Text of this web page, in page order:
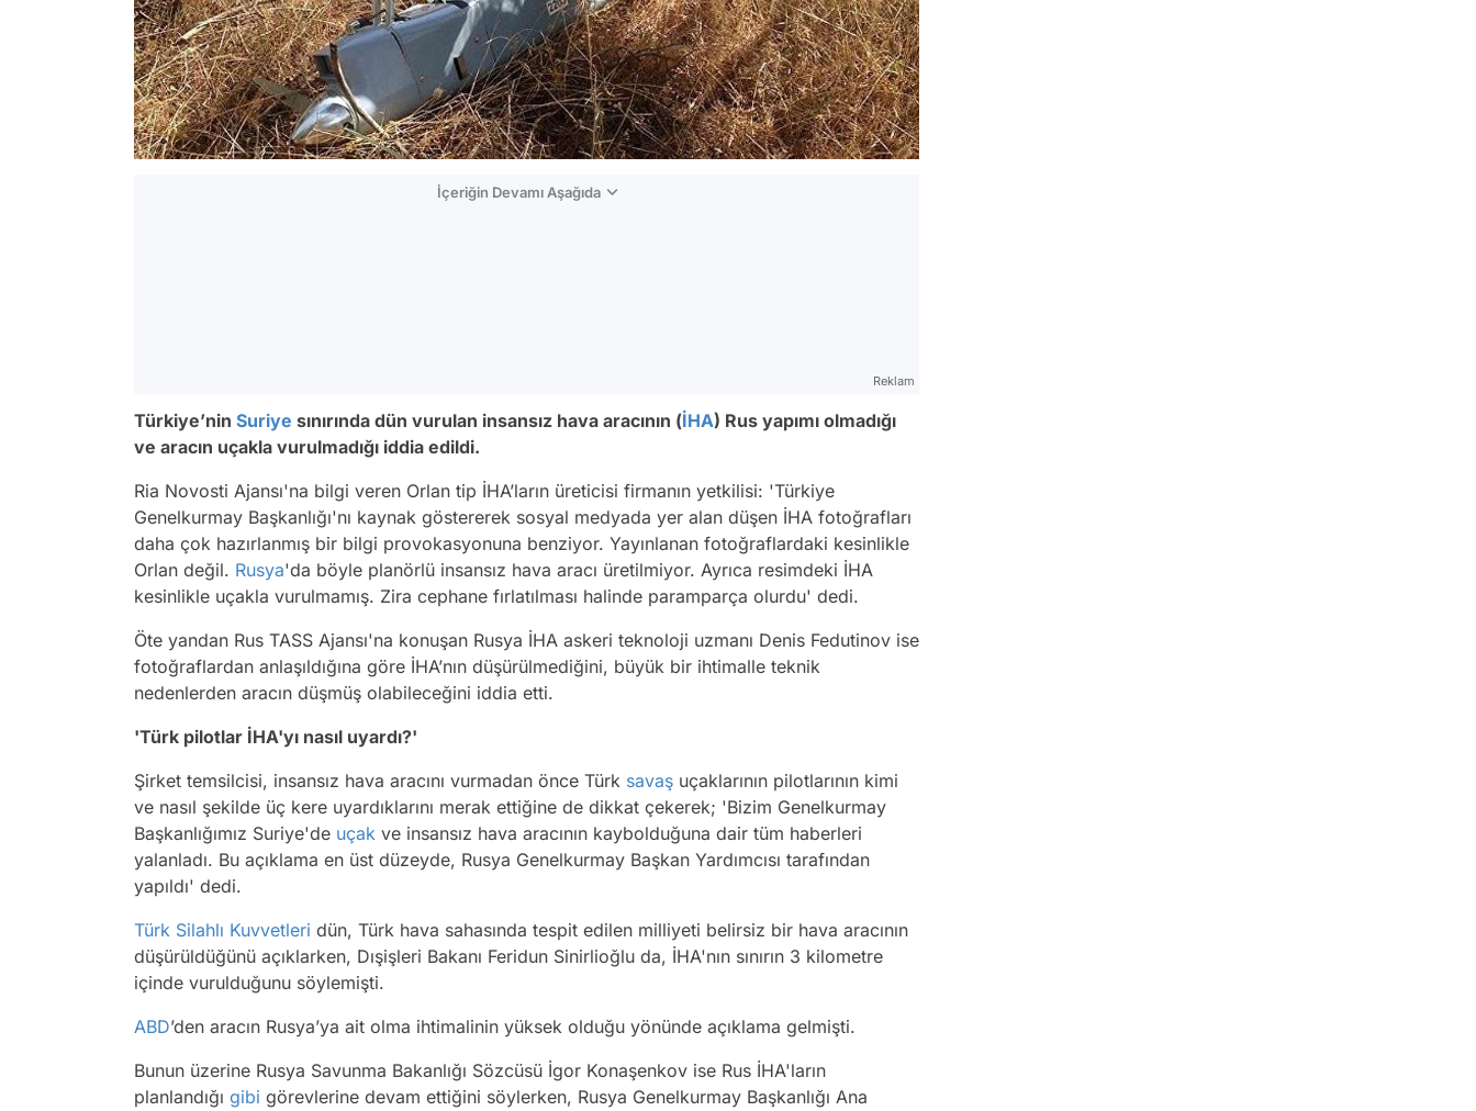
İçeriğin Devamı Aşağıda
Reklam
Türkiye’nin Suriye sınırında dün vurulan insansız hava aracının (İHA) Rus yapımı olmadığı
ve aracın uçakla vurulmadığı iddia edildi.
Ria Novosti Ajansı'na bilgi veren Orlan tip İHA’ların üreticisi firmanın yetkilisi: 'Türkiye
Genelkurmay Başkanlığı'nı kaynak göstererek sosyal medyada yer alan düşen İHA fotoğrafları
daha çok hazırlanmış bir bilgi provokasyonuna benziyor. Yayınlanan fotoğraflardaki kesinlikle
Orlan değil. Rusya'da böyle planörlü insansız hava aracı üretilmiyor. Ayrıca resimdeki İHA
kesinlikle uçakla vurulmamış. Zira cephane fırlatılması halinde paramparça olurdu' dedi.
Öte yandan Rus TASS Ajansı'na konuşan Rusya İHA askeri teknoloji uzmanı Denis Fedutinov ise
fotoğraflardan anlaşıldığına göre İHA’nın düşürülmediğini, büyük bir ihtimalle teknik
nedenlerden aracın düşmüş olabileceğini iddia etti.
'Türk pilotlar İHA'yı nasıl uyardı?'
Şirket temsilcisi, insansız hava aracını vurmadan önce Türk savaş uçaklarının pilotlarının kimi
ve nasıl şekilde üç kere uyardıklarını merak ettiğine de dikkat çekerek; 'Bizim Genelkurmay
Başkanlığımız Suriye'de uçak ve insansız hava aracının kaybolduğuna dair tüm haberleri
yalanladı. Bu açıklama en üst düzeyde, Rusya Genelkurmay Başkan Yardımcısı tarafından
yapıldı' dedi.
Türk Silahlı Kuvvetleri dün, Türk hava sahasında tespit edilen milliyeti belirsiz bir hava aracının
düşürüldüğünü açıklarken, Dışişleri Bakanı Feridun Sinirlioğlu da, İHA'nın sınırın 3 kilometre
içinde vurulduğunu söylemişti.
ABD’den aracın Rusya’ya ait olma ihtimalinin yüksek olduğu yönünde açıklama gelmişti.
Bunun üzerine Rusya Savunma Bakanlığı Sözcüsü İgor Konaşenkov ise Rus İHA'ların
planlandığı gibi görevlerine devam ettiğini söylerken, Rusya Genelkurmay Başkanlığı Ana